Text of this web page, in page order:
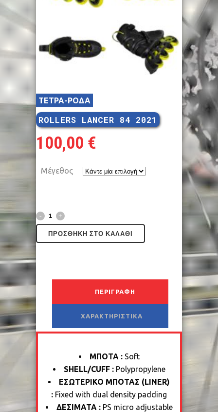
ΤΕΤΡΑ-ΡΟΔΑ
ROLLERS LANCER 84 2021
100,00 €
Μέγεθος
ΠΡΟΣΘΉΚΗ ΣΤΟ ΚΑΛΆΘΙ
ΠΕΡΙΓΡΑΦΉ
ΧΑΡΑΚΤΗΡΙΣΤΙΚΆ
MΠΟΤΑ : Soft
SHELL/CUFF : Polypropylene
ΕΣΩΤΕΡΙΚΟ ΜΠΟΤΑΣ (LINER)
: Fixed with dual density padding
ΔΕΣΙΜΑΤΑ : PS micro adjustable